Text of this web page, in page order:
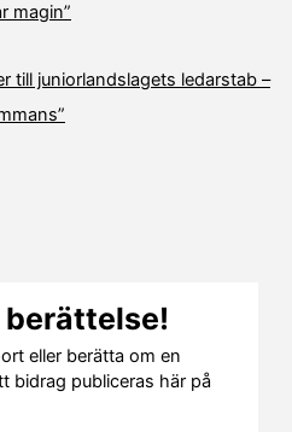
magin”
till juniorlandslagets ledarstab –
eller berätta om en
bidrag publiceras här på